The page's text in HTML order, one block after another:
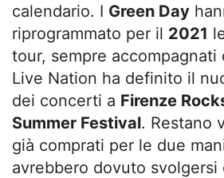
calendario. I Green Day
riprogrammato per il 2021
tour, sempre accompagnati
Live Nation ha definito il
dei concerti a Firenze
Summer Festival. Restano
già comprati per le due
avrebbero dovuto svolgersi